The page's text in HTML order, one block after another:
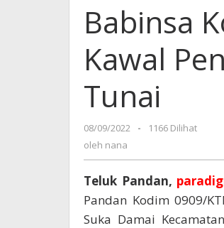
Babinsa
Kawal
Tunai
08/09/2022
oleh
-
1166 Dilihat
oleh nana
Teluk Pandan,
Pandan Kodim 0909/
Suka Damai